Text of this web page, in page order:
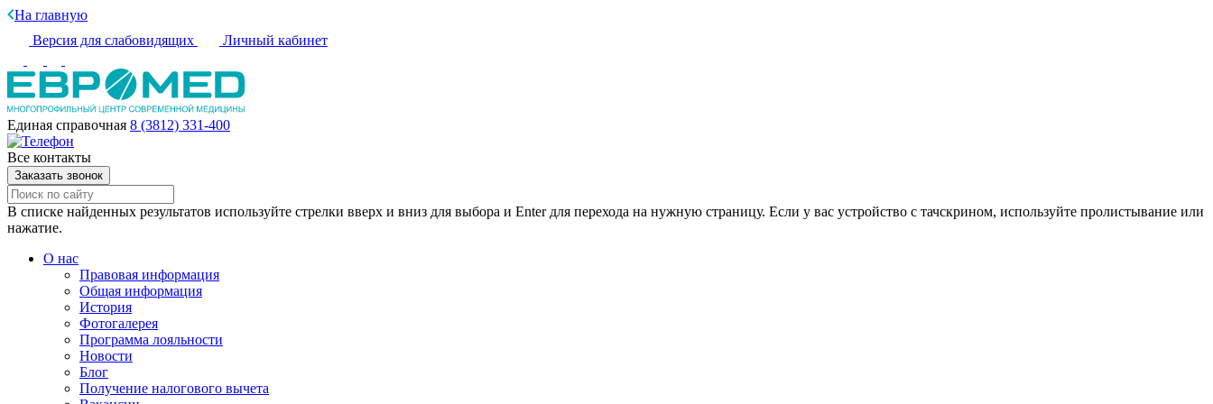
На главную
Версия для слабовидящих
Личный кабинет
Единая справочная 8 (3812) 331-400
Все контакты
Заказать звонок
В списке найденных результатов используйте стрелки вверх и вниз для выбора и Enter для перехода на нужную страницу. Если у вас устройство с тачскрином, используйте пролистывание или
нажатие.
О нас
Правовая информация
Общая информация
История
Фотогалерея
Программа лояльности
Новости
Блог
Получение налогового вычета